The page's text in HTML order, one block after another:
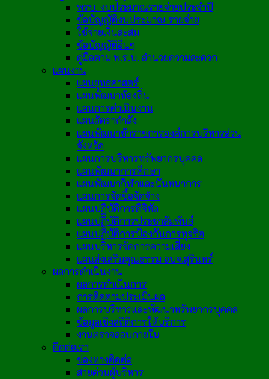
พรบ. งบประมาณรายจ่ายประจำปี
ข้อบัญญัติงบประมาณ รายจ่าย
ใช้จ่ายเงินสะสม
ข้อบัญญัติอื่นๆ
คู่มือตาม พ.ร.บ. อำนวยความสะดวก
แผนงาน
แผนยุทธศาสตร์
แผนพัฒนาท้องถิ่น
แผนการดำเนินงาน
แผนอัตรากำลัง
แผนพัฒนาข้าราชการองค์การบริหารส่วน
จังหวัด
แผนการบริหารทรัพยากรบุคคล
แผนพัฒนาการศึกษา
แผนพัฒนากีฬาและนันทนาการ
แผนการจัดซื้อจัดจ้าง
แผนปฏิบัติการดิจิทัล
แผนปฏิบัติการประชาสัมพันธ์
แผนปฏิบัติการป้องกันการทุจริต
แผนบริหารจัดการความเสี่ยง
แผนส่งเสริมคุณธรรม อบจ.สุรินทร์
ผลการดำเนินงาน
ผลการดำเนินการ
การติดตามประเมินผล
ผลการบริหารและพัฒนาทรัพยากรบุคคล
ข้อมูลเชิงสถิติการให้บริการ
งานตรวจสอบภายใน
ติดต่อเรา
ช่องทางติดต่อ
สายด่วนผู้บริหาร